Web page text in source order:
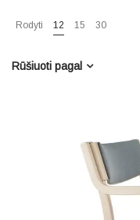
Rodyti 12 15 30
Rūšiuoti pagal